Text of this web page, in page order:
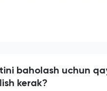
baholash uchun
kerak?